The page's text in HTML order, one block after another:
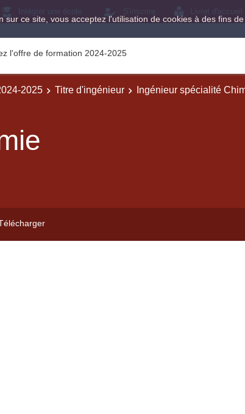
sur ce site, vous acceptez l'utilisation de cookies à des fins
l'offre de formation 2024-2025
2025 Titre d'ingénieur Ingénieur spécialité